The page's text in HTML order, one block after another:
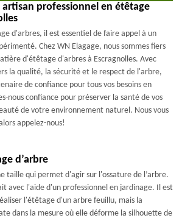
artisan professionnel en étêtage
d'arbres, il est essentiel de faire appel à un
Chez WN Elagage, nous sommes fiers
d'étêtage d'arbres à Escragnolles. Avec
la qualité, la sécurité et le respect de l'arbre,
de confiance pour tous vos besoins en
nous confiance pour préserver la santé de vos
de votre environnement naturel. Nous vous
appelez-nous!
d’arbre
taille qui permet d'agir sur l'ossature de l’arbre.
avec l'aide d'un professionnel en jardinage. Il est
l'étêtage d'un arbre feuillu, mais la
dans la mesure où elle déforme la silhouette de